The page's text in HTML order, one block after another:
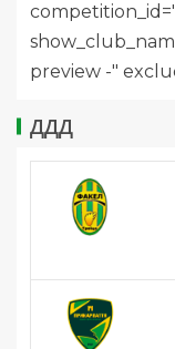
preview -"
ДДД